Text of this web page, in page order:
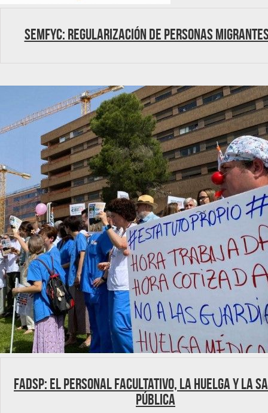
SEMFYC: regularización de personas
FADSP: El personal facultativo, la huelga y la
pública